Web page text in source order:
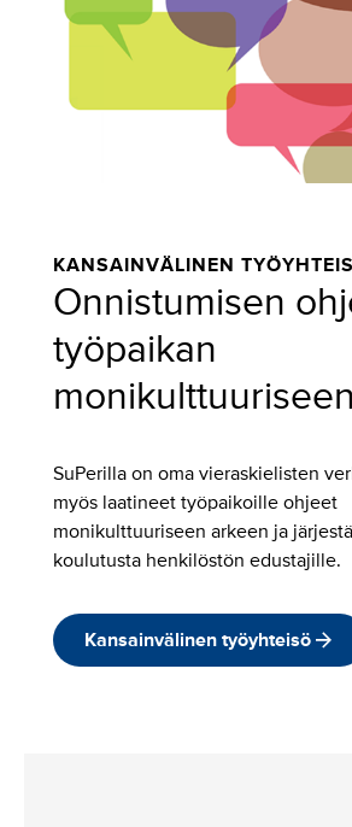
KANSAINVÄLINEN
Onnistumisen
työpaikan
SuPerilla on oma vieraskielisten
myös laatineet työpaikoille ohjeet
monikulttuuriseen arkeen ja
koulutusta henkilöstön edustajille.
Kansainvälinen työyhteisö